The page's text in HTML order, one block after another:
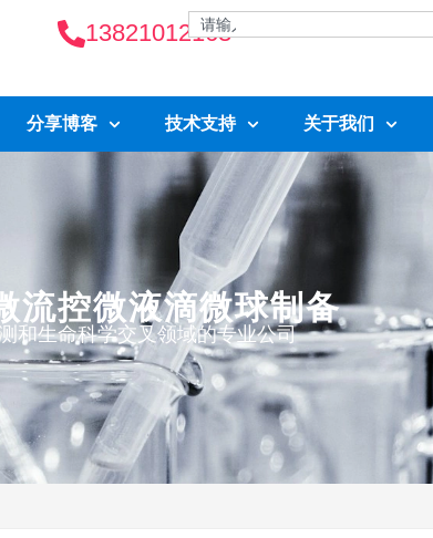
13821012163
分享博客 技术支持 关于我们
流控微液滴微球制备
和生命科学交叉领域的专业公司